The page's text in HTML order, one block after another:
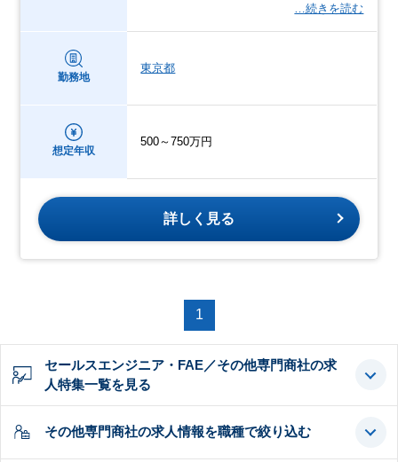
…続きを読む
勤務地
東京都
想定年収
500～750万円
詳しく見る
1
セールスエンジニア・FAE／その他専門商社の求
人特集一覧を見る
その他専門商社の求人情報を職種で絞り込む